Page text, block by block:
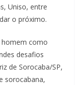
Uniso, entre
o próximo.
homem como
desafios
de Sorocaba/SP,
sorocabana,